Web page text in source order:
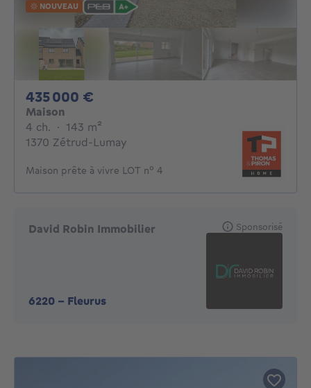
NOUVEAU
435 000 €
Maison
4 ch. 4 chambres
· 143 m²
1370 Zétrud-Lumay
Maison prête à vivre LOT n° 4
David Robin Immobilier
6220 - Fleurus
Sponsorisé